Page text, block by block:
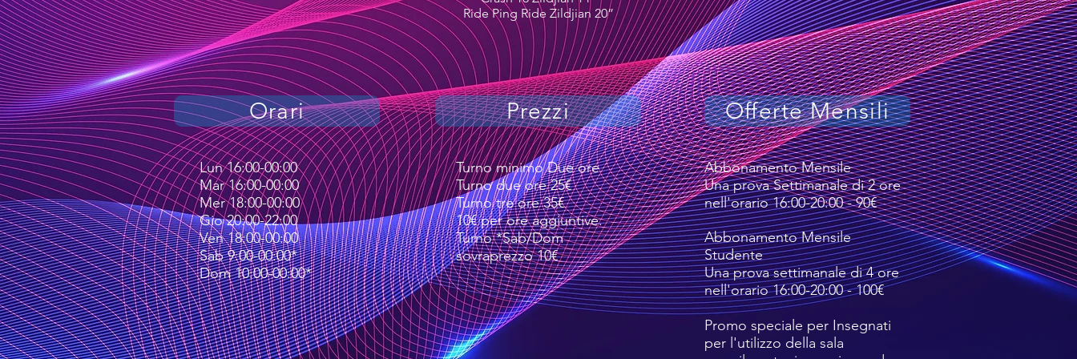
Ride Ping Ride Zildjian 20”
Orari Prezzi Offerte Mensili
Lun 16:00-00:00
Mar 16:00-00:00
Mer 18:00-00:00
Gio 20:00-22:00
Ven 18:00-00:00
Sab 9:00-00:00*
Dom 10:00-00:00*
Turno minimo Due ore
Turno due ore 25€
Turno tre ore 35€
10€ per ore aggiuntive.
Turno *Sab/Dom
sovraprezzo 10€
Abbonamento Mensile
Una prova Settimanale di 2 ore
nell'orario 16:00-20:00 - 90€
Abbonamento Mensile
Studente
Una prova settimanale di 4 ore
nell'orario 16:00-20:00 - 100€
Promo speciale per Insegnati
per l'utilizzo della sala